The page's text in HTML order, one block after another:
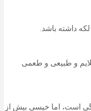
داشته باشد.
و طبیعی و طعمی
است، اما خیسی بیش از